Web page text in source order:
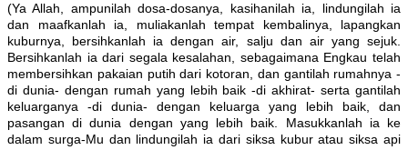
(Ya Allah, ampunilah dosa-dosanya, kasihanilah ia, lindungilah ia
dan maafkanlah ia, muliakanlah tempat kembalinya, lapangkan
kuburnya, bersihkanlah ia dengan air, salju dan air yang sejuk.
Bersihkanlah ia dari segala kesalahan, sebagaimana Engkau telah
membersihkan pakaian putih dari kotoran, dan gantilah rumahnya -
di dunia- dengan rumah yang lebih baik -di akhirat- serta gantilah
keluarganya -di dunia- dengan keluarga yang lebih baik, dan
pasangan di dunia dengan yang lebih baik. Masukkanlah ia ke
dalam surga-Mu dan lindungilah ia dari siksa kubur atau siksa api